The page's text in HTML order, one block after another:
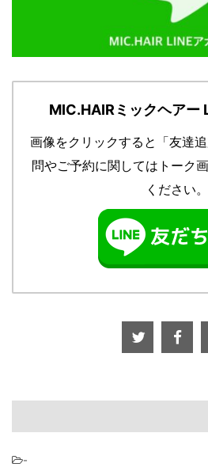
MIC.HAIRミックヘアー
画像をクリックすると「友達追
問やご予約に関してはトーク
ください。
-